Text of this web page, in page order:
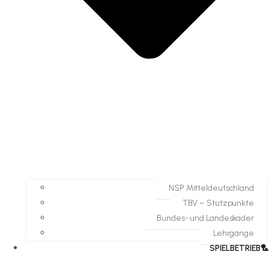
NSP Mitteldeutschland
TBV – Stützpunkte
Bundes- und Landeskader
Lehrgänge
SPIELBETRIEB🏸